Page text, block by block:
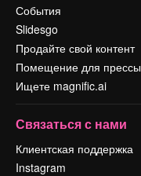
События
Slidesgo
Продайте свой контент
Помещение для прессы
Ищете magnific.ai
Связаться с нами
Клиентская поддержка
Instagram